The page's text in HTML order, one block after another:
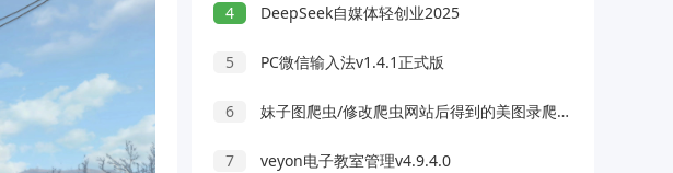
4 DeepSeek自媒体轻创业2025
5 PC微信输入法v1.4.1正式版
6 妹子图爬虫/修改爬虫网站后得到的美图录爬虫
7 veyon电子教室管理v4.9.4.0